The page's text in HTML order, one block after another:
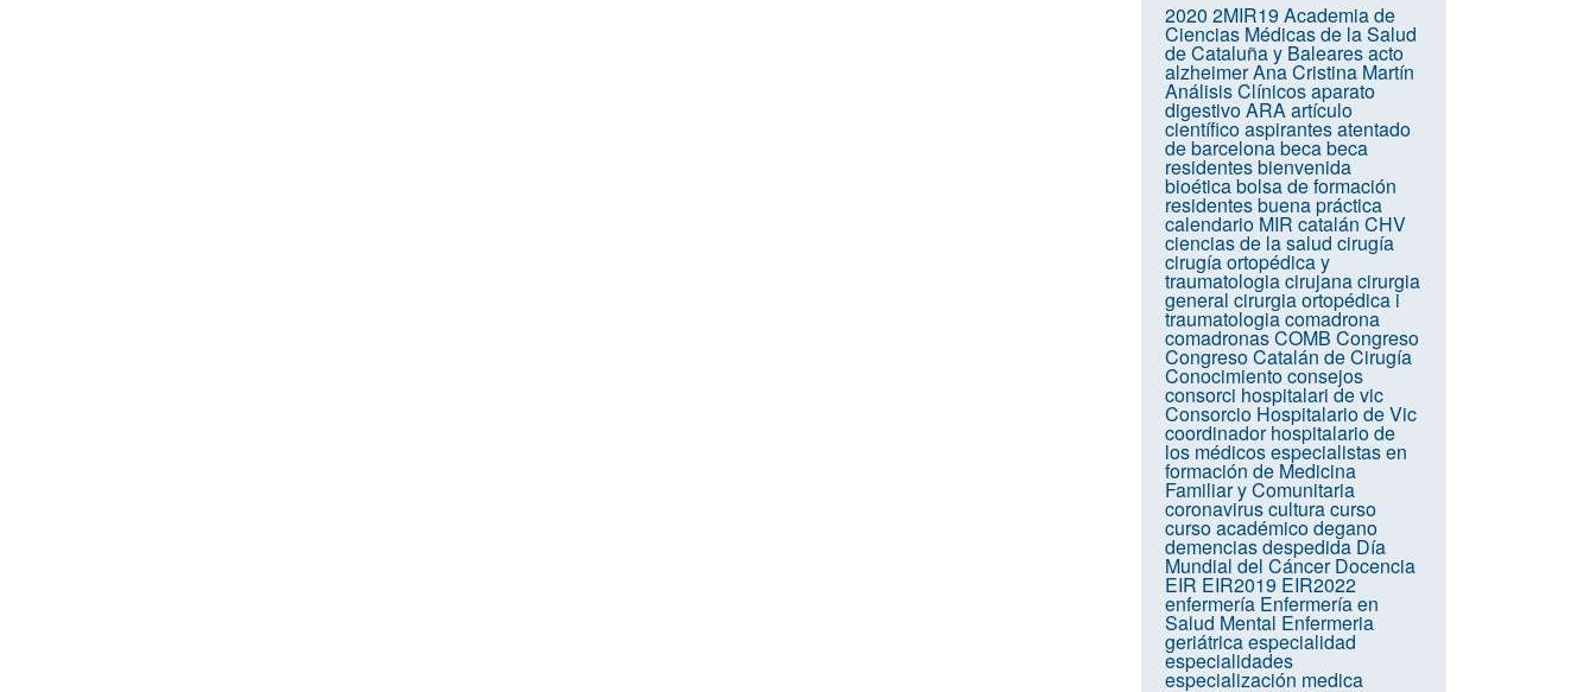
2020 2MIR19 Academia de
Ciencias Médicas de la Salud
de Cataluña y Balearesacto
alzheimerAna Cristina Martín
Análisis Clínicosaparato
digestivoARAartículo
científicoaspirantesatentado
de barcelonabecabeca
residentesbienvenida
bioéticabolsa de formación
residentesbuena práctica
calendario MIR catalán CHV
ciencias de la salud cirugía
cirugía ortopédica y
traumatologiacirujanacirurgia
general cirurgia ortopédica i
traumatologiacomadrona
comadronasCOMB Congreso
Congreso Catalán de Cirugía
Conocimientoconsejos
consorci hospitalari de vic
Consorcio Hospitalario de Vic
coordinador hospitalario de
los médicos especialistas en
formación de Medicina
Familiar y Comunitaria
coronavirusculturacurso
curso académicodegano
demenciasdespedida Día
Mundial del Cáncer Docencia
EIR EIR2019 EIR2022
enfermería Enfermería en
Salud Mental Enfermeria
geriátricaespecialidad
especialidades
especialización medica